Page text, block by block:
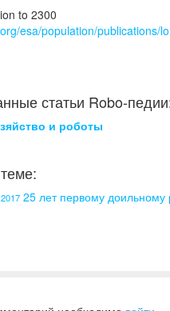
to 2300
esa/population/publications/
статьи Robo-
и роботы
25 лет первому доильному